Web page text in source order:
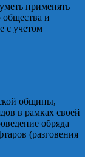
применять
и
с учетом
общины,
в рамках своей
обряда
(разговения